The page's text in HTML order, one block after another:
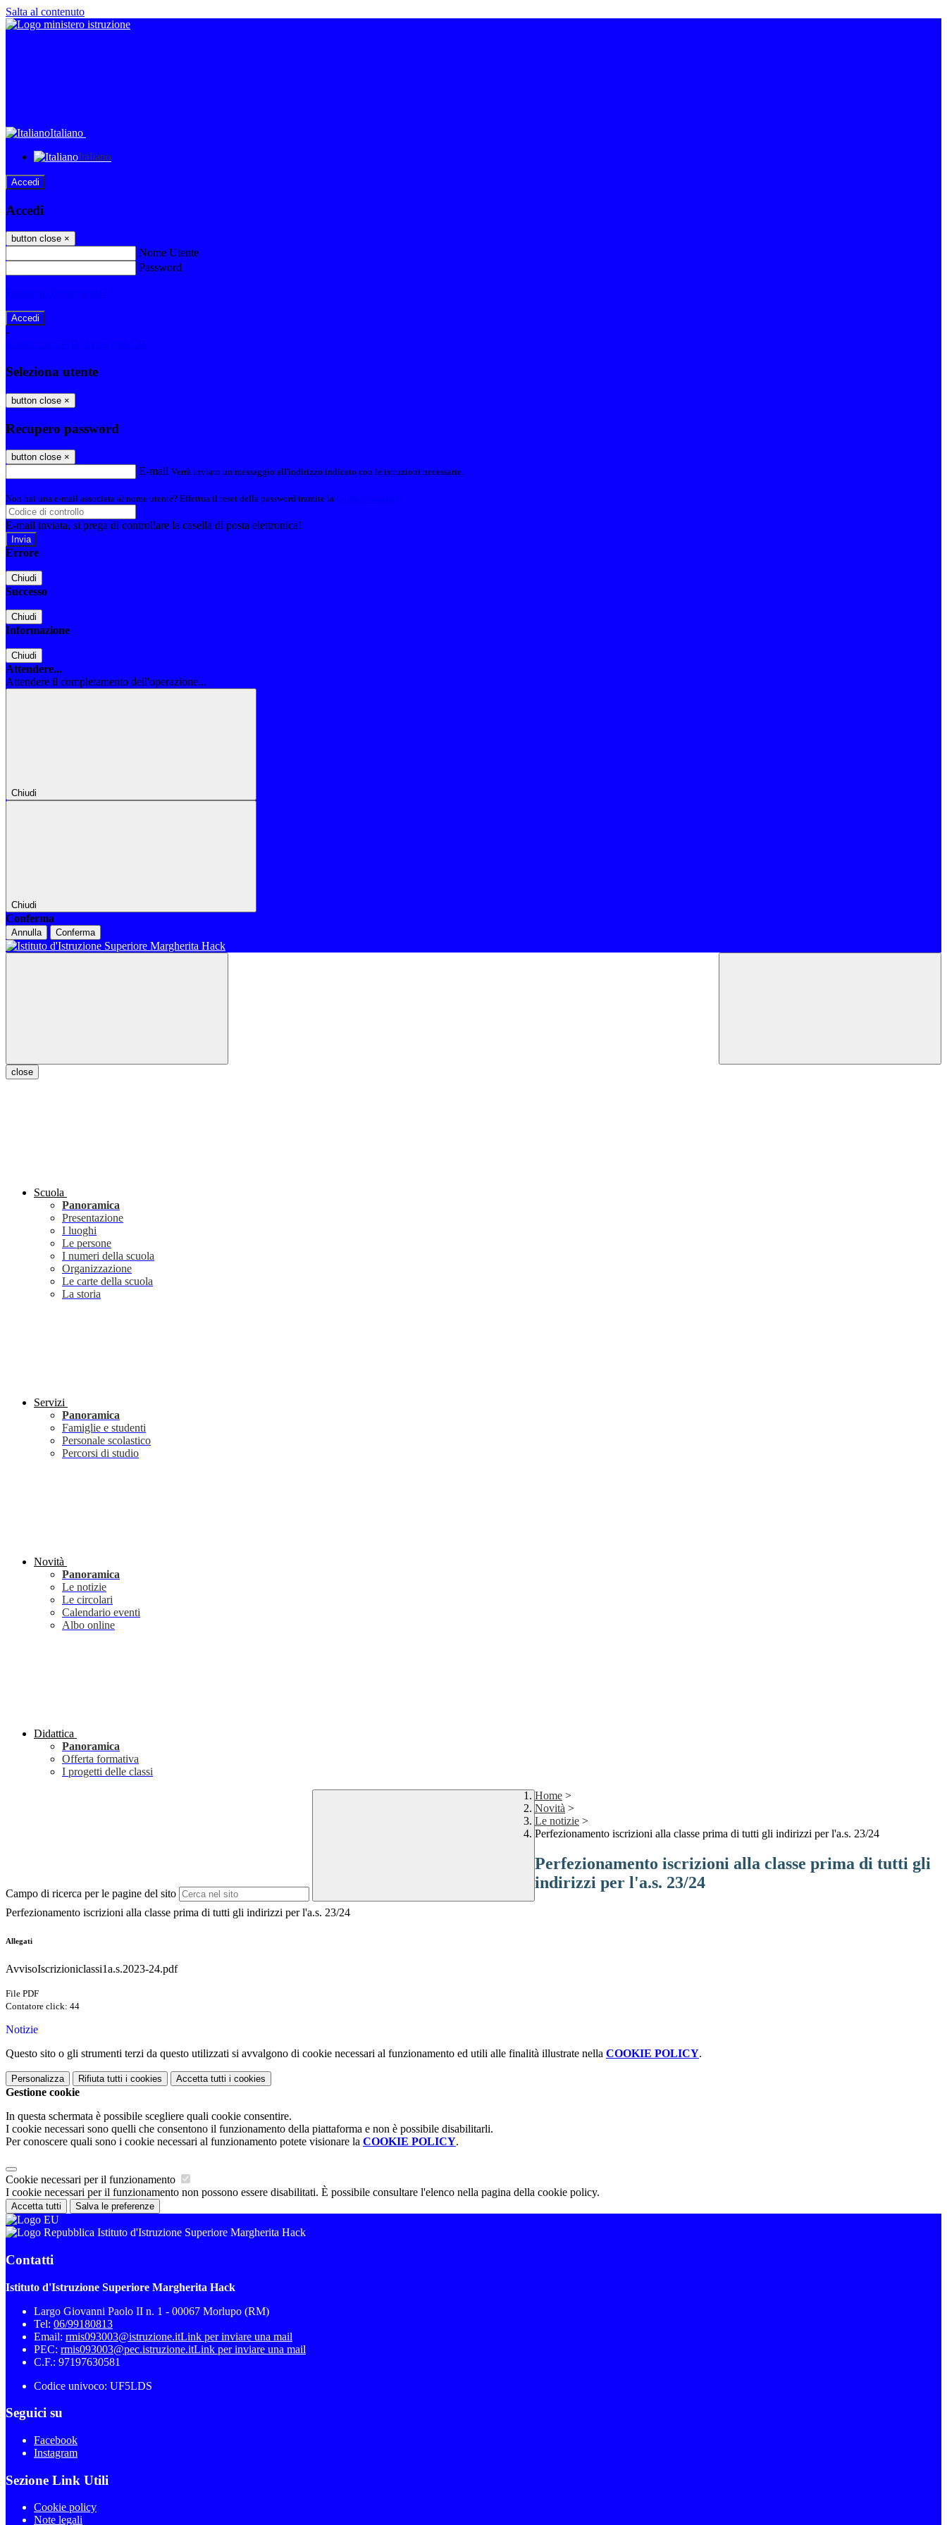
Salta al contenuto
Italiano
Italiano
Accedi
Accedi
button close ×
Nome Utente
Password
-
Seleziona utente
button close ×
Recupero password
button close ×
E-mail Verrà inviato un messaggio all'indirizzo indicato con le istruzioni necessarie.
Non hai una e-mail associata al nome utente? Effettua il reset della password tramite la
E-mail inviata, si prega di controllare la casella di posta elettronica!
Errore
Chiudi
Successo
Chiudi
Informazione
Chiudi
Attendere...
Attendere il completamento dell'operazione...
Chiudi
Chiudi
Conferma
Annulla Conferma
close
Scuola
Panoramica
Presentazione
I luoghi
Le persone
I numeri della scuola
Organizzazione
Le carte della scuola
La storia
Servizi
Panoramica
Famiglie e studenti
Personale scolastico
Percorsi di studio
Novità
Panoramica
Le notizie
Le circolari
Calendario eventi
Albo online
Didattica
Panoramica
Offerta formativa
I progetti delle classi
Campo di ricerca per le pagine del sito
Home >
Novità >
Le notizie >
Perfezionamento iscrizioni alla classe prima di tutti gli indirizzi per l'a.s. 23/24
Perfezionamento iscrizioni alla classe prima di tutti gli
indirizzi per l'a.s. 23/24
Perfezionamento iscrizioni alla classe prima di tutti gli indirizzi per l'a.s. 23/24
Allegati
AvvisoIscrizioniclassi1a.s.2023-24.pdf
File PDF
Contatore click: 44
Notizie
Questo sito o gli strumenti terzi da questo utilizzati si avvalgono di cookie necessari al funzionamento ed utili alle finalità illustrate nella COOKIE POLICY.
Personalizza Rifiuta tutti i cookies Accetta tutti i cookies
Gestione cookie
In questa schermata è possibile scegliere quali cookie consentire.
I cookie necessari sono quelli che consentono il funzionamento della piattaforma e non è possibile disabilitarli.
Per conoscere quali sono i cookie necessari al funzionamento potete visionare la COOKIE POLICY.
Cookie necessari per il funzionamento
I cookie necessari per il funzionamento non possono essere disabilitati. È possibile consultare l'elenco nella pagina della cookie policy.
Accetta tutti Salva le preferenze
Istituto d'Istruzione Superiore Margherita Hack
Contatti
Istituto d'Istruzione Superiore Margherita Hack
Largo Giovanni Paolo II n. 1 - 00067 Morlupo (RM)
Tel: 06/99180813
Email: rmis093003@istruzione.itLink per inviare una mail
PEC: rmis093003@pec.istruzione.itLink per inviare una mail
C.F.: 97197630581
Codice univoco: UF5LDS
Seguici su
Facebook
Instagram
Sezione Link Utili
Cookie policy
Note legali